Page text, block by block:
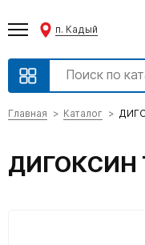
п. Кадый
Главная Каталог
ДИГОКСИН